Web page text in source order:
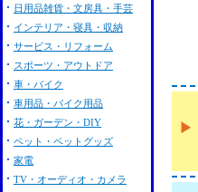
日用品雑貨・文房具・手芸
インテリア・寝具・収納
サービス・リフォーム
スポーツ・アウトドア
車・バイク
車用品・バイク用品
花・ガーデン・DIY
ペット・ペットグッズ
家電
TV・オーディオ・カメラ